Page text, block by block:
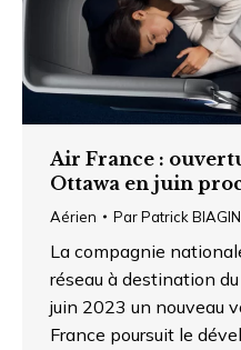
Air France :
Ottawa en juin
Aérien ParPatrick
La compagnie
réseau à destination
juin 2023 un nouveau
France poursuit le